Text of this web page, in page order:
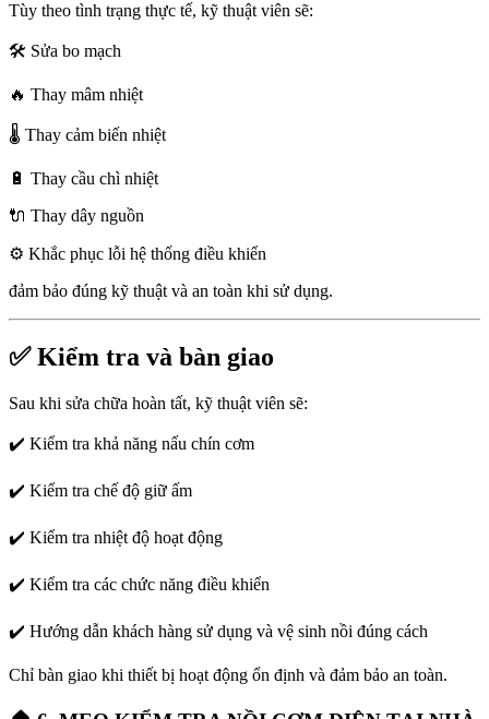
Tùy theo tình trạng thực tế, kỹ thuật viên sẽ:
🛠️ Sửa bo mạch
🔥 Thay mâm nhiệt
🌡️ Thay cảm biến nhiệt
🔋 Thay cầu chì nhiệt
🔌 Thay dây nguồn
⚙️ Khắc phục lỗi hệ thống điều khiển
đảm bảo đúng kỹ thuật và an toàn khi sử dụng.
✅ Kiểm tra và bàn giao
Sau khi sửa chữa hoàn tất, kỹ thuật viên sẽ:
✔️ Kiểm tra khả năng nấu chín cơm
✔️ Kiểm tra chế độ giữ ấm
✔️ Kiểm tra nhiệt độ hoạt động
✔️ Kiểm tra các chức năng điều khiển
✔️ Hướng dẫn khách hàng sử dụng và vệ sinh nồi đúng cách
Chỉ bàn giao khi thiết bị hoạt động ổn định và đảm bảo an toàn.